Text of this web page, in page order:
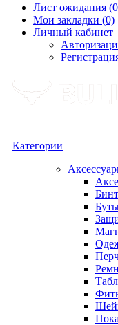
Лист ожидания
Мои закладки (0)
Личный кабинет
Категории